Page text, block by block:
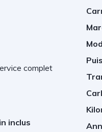
complet
inclus